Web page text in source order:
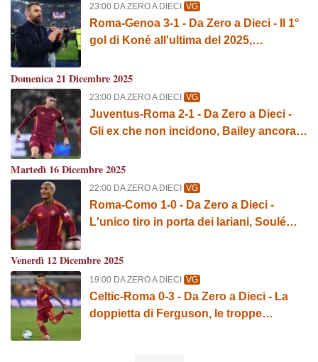
23:00 DA ZERO A DIECI VG
Roma-Genoa 3-1 - Da Zero a Dieci - Il 1°
gol di Koné all'ultima del 2025,
l'importanza di Soulé
Domenica 21 Dicembre 2025
23:00 DA ZERO A DIECI VG
Juventus-Roma 2-1 - Da Zero a Dieci -
Gli ex che non incidono, Bailey ancora
Martedì 16 Dicembre 2025
22:00 DA ZERO A DIECI VG
Roma-Como 1-0 - Da Zero a Dieci -
L'unico tiro in porta dei lariani, Soulé
Venerdì 12 Dicembre 2025
19:00 DA ZERO A DIECI VG
Celtic-Roma 0-3 - Da Zero a Dieci - La
doppietta di Ferguson, le troppe